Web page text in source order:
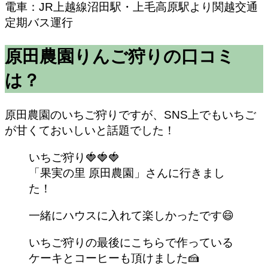
電車：JR上越線沼田駅・上毛高原駅より関越交通
定期バス運行
原田農園りんご狩りの口コミ
は？
原田農園のいちご狩りですが、SNS上でもいちご
が甘くておいしいと話題でした！
いちご狩り🍓🍓🍓
「果実の里 原田農園」さんに行きまし
た！
一緒にハウスに入れて楽しかったです😄
いちご狩りの最後にこちらで作っている
ケーキとコーヒーも頂けました🍰